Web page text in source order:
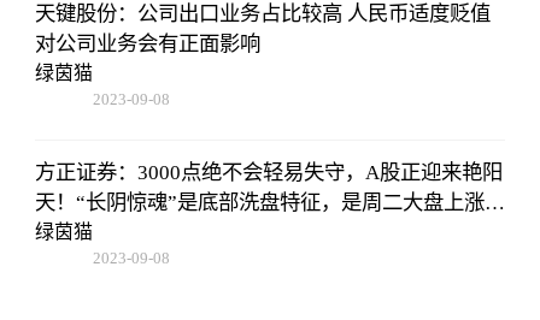
天键股份：公司出口业务占比较高 人民币适度贬值
对公司业务会有正面影响
绿茵猫
2023-09-08
方正证券：3000点绝不会轻易失守，A股正迎来艳阳
天！“长阴惊魂”是底部洗盘特征，是周二大盘上涨的
原因
绿茵猫
2023-09-08